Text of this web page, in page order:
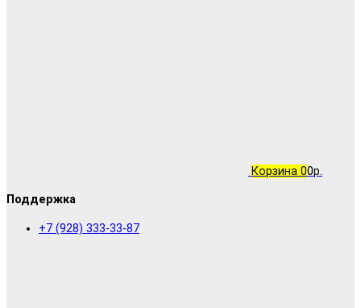
Корзина 00р.
Поддержка
+7 (928) 333-33-87